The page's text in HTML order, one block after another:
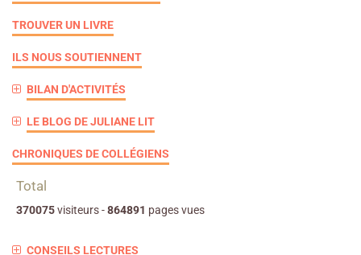
TROUVER UN LIVRE
ILS NOUS SOUTIENNENT
BILAN D'ACTIVITÉS
LE BLOG DE JULIANE LIT
CHRONIQUES DE COLLÉGIENS
Total
370075visiteurs -864891 pages vues
CONSEILS LECTURES